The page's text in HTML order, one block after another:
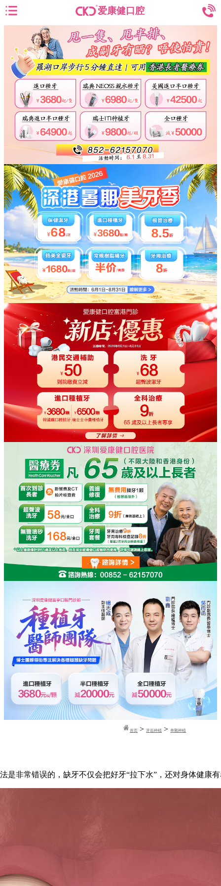
爱康健口腔
首页 > 牙齿种植 >单颗种植
是非常错误的，缺牙不仅会把好牙“拉下水”，还对身体健康